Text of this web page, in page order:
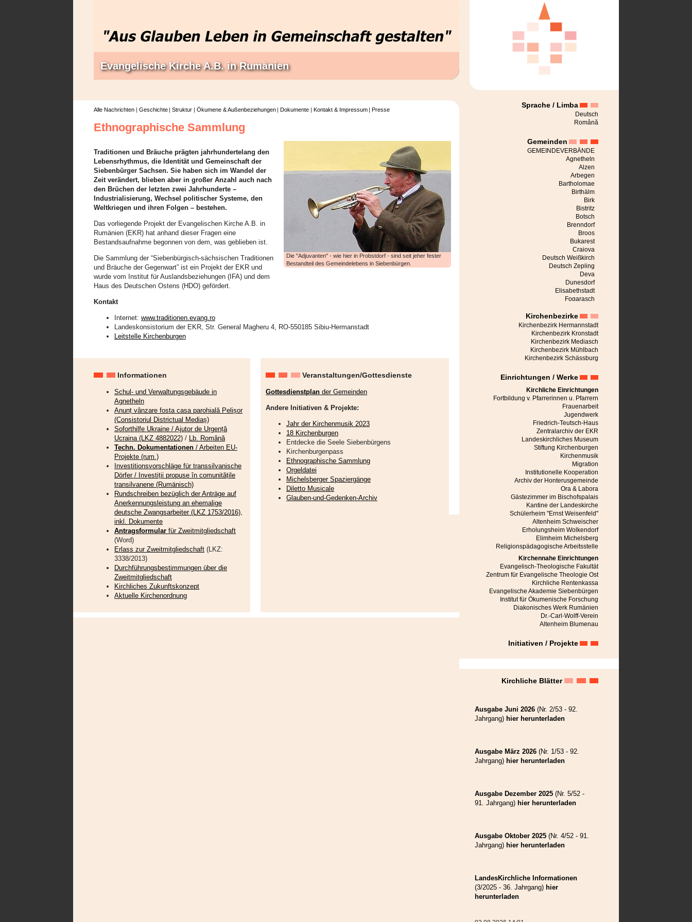
Evangelische Kirche A.B. in Rumänien
Alle Nachrichten Geschichte Struktur Ökumene & Außenbeziehungen Dokumente Kontakt & Impressum Presse
Ethnographische Sammlung
Die "Adjuvanten" - wie hier in Probstdorf - sind seit jeher fester
Bestandteil des Gemeindelebens in Siebenbürgen.
Traditionen und Bräuche prägten jahrhundertelang den
Lebensrhythmus, die Identität und Gemeinschaft der
Siebenbürger Sachsen. Sie haben sich im Wandel der
Zeit verändert, blieben aber in großer Anzahl auch nach
den Brüchen der letzten zwei Jahrhunderte –
Industrialisierung, Wechsel politischer Systeme, den
Weltkriegen und ihren Folgen – bestehen.
Das vorliegende Projekt der Evangelischen Kirche A.B. in
Rumänien (EKR) hat anhand dieser Fragen eine
Bestandsaufnahme begonnen von dem, was geblieben ist.
Die Sammlung der “Siebenbürgisch-sächsischen Traditionen
und Bräuche der Gegenwart” ist ein Projekt der EKR und
wurde vom Institut für Auslandsbeziehungen (IFA) und dem
Haus des Deutschen Ostens (HDO) gefördert.
Kontakt
Internet: www.traditionen.evang.ro
Landeskonsistorium der EKR, Str. General Magheru 4, RO-550185 Sibiu-Hermanstadt
Leitstelle Kirchenburgen
Sprache / Limba
Deutsch
Română
Gemeinden
GEMEINDEVERBÄNDE
Agnetheln
Alzen
Arbegen
Bartholomae
Birthälm
Birk
Bistritz
Botsch
Brenndorf
Broos
Bukarest
Craiova
Deutsch Weißkirch
Deutsch Zepling
Deva
Dunesdorf
Elisabethstadt
Fogarasch
Großalisch
Großau
Großpold
Großschenk
Großscheuern
Heldsdorf
Hermannstadt
Honigberg
Jaad
Karlsburg
Keisd
Kerz
Kirchberg
Kronstadt
Leblang
Malmkrog
Marienburg bei Schässburg
Mediasch
Michelsberg
Mühlbach
Neppendorf
Neudorf bei Schässburg
Neustadt im Burzenland
Niedereidisch
Nußbach
Obereidisch
Petersberg
Petersdorf bei Mühlbach
Râmnicu Vâlcea
Rauthal
Reps
Reschitz
Reussen
Reussmarkt
Roseln
Rosenau
Schässburg
Seiburg
Semlak
Tartlau
Urwegen
Zeiden
Kirchenbezirke
Kirchenbezirk Hermannstadt
Kirchenbezirk Kronstadt
Kirchenbezirk Mediasch
Kirchenbezirk Mühlbach
Kirchenbezirk Schässburg
Einrichtungen / Werke
Kirchliche Einrichtungen
Fortbildung v. Pfarrerinnen u. Pfarrern
Frauenarbeit
Jugendwerk
Friedrich-Teutsch-Haus
Zentralarchiv der EKR
Landeskirchliches Museum
Stiftung Kirchenburgen
Kirchenmusik
Migration
Institutionelle Kooperation
Archiv der Honterusgemeinde
Ora & Labora
Gästezimmer im Bischofspalais
Kantine der Landeskirche
Schülerheim "Ernst Weisenfeld"
Altenheim Schweischer
Erholungsheim Wolkendorf
Elimheim Michelsberg
Religionspädagogische Arbeitsstelle
Kirchennahe Einrichtungen
Evangelisch-Theologische Fakultät
Zentrum für Evangelische Theologie Ost
Kirchliche Rentenkassa
Evangelische Akademie Siebenbürgen
Institut für Ökumenische Forschung
Diakonisches Werk Rumänien
Dr.-Carl-Wolff-Verein
Altenheim Blumenau
Initiativen / Projekte
Kirchliche Blätter
Ausgabe Juni 2026 (Nr. 2/53 - 92.
Jahrgang) hier herunterladen
Ausgabe März 2026 (Nr. 1/53 - 92.
Jahrgang) hier herunterladen
Ausgabe Dezember 2025 (Nr. 5/52 -
91. Jahrgang) hier herunterladen
Ausgabe Oktober 2025 (Nr. 4/52 - 91.
Jahrgang) hier herunterladen
LandesKirchliche Informationen
(3/2025 - 36. Jahrgang) hier
herunterladen
Informationen
Schul- und Verwaltungsgebäude in
Agnetheln
Anunț vânzare fosta casa parohială Pelișor
(Consistoriul Districtual Mediaș)
Soforthilfe Ukraine / Ajutor de Urgență
Ucraina (LKZ 4882022) / Lb. Română
Techn. Dokumentationen / Arbeiten EU-
Projekte (rum.)
Investitionsvorschläge für transsilvanische
Dörfer / Investiții propuse în comunitățile
transilvanene (Rumänisch)
Rundschreiben bezüglich der Anträge auf
Anerkennungsleistung an ehemalige
deutsche Zwangsarbeiter (LKZ 1753/2016),
inkl. Dokumente
Antragsformular für Zweitmitgliedschaft
(Word)
Erlass zur Zweitmitgliedschaft (LKZ:
3338/2013)
Durchführungsbestimmungen über die
Zweitmitgliedschaft
Kirchliches Zukunftskonzept
Aktuelle Kirchenordnung
Veranstaltungen/Gottesdienste
Gottesdienstplan der Gemeinden
Andere Initiativen & Projekte:
Jahr der Kirchenmusik 2023
18 Kirchenburgen
Entdecke die Seele Siebenbürgens
Kirchenburgenpass
Ethnographische Sammlung
Orgeldatei
Michelsberger Spaziergänge
Diletto Musicale
Glauben-und-Gedenken-Archiv